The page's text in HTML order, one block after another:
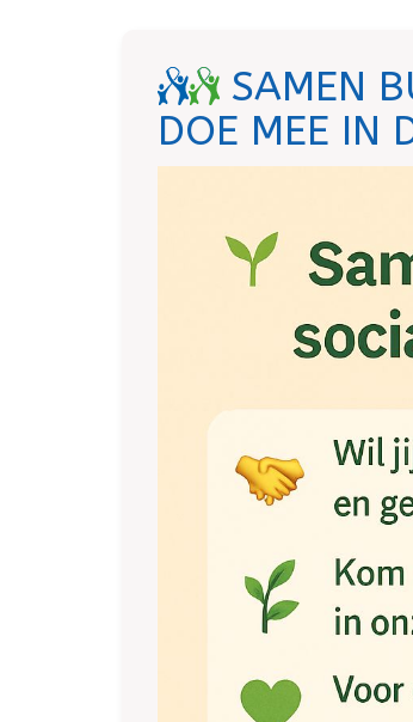
SAMEN
DOE MEE IN